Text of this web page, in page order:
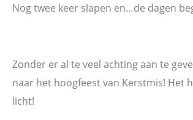
Nog twee keer slapen en…de dagen
Zonder er al te veel achting aan te
naar het hoogfeest van Kerstmis! Het
licht!